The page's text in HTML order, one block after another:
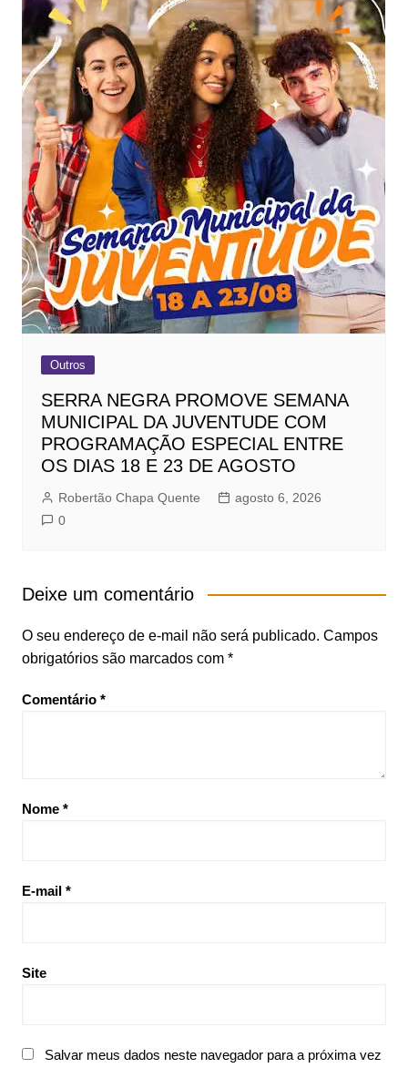
Outros
SERRA NEGRA PROMOVE SEMANA
MUNICIPAL DA JUVENTUDE COM
PROGRAMAÇÃO ESPECIAL ENTRE
OS DIAS 18 E 23 DE AGOSTO
Robertão Chapa Quente
agosto 6, 2026
0
Deixe um comentário
O seu endereço de e-mail não será publicado. Campos
obrigatórios são marcados com *
Comentário *
Nome *
E-mail *
Site
Salvar meus dados neste navegador para a próxima vez